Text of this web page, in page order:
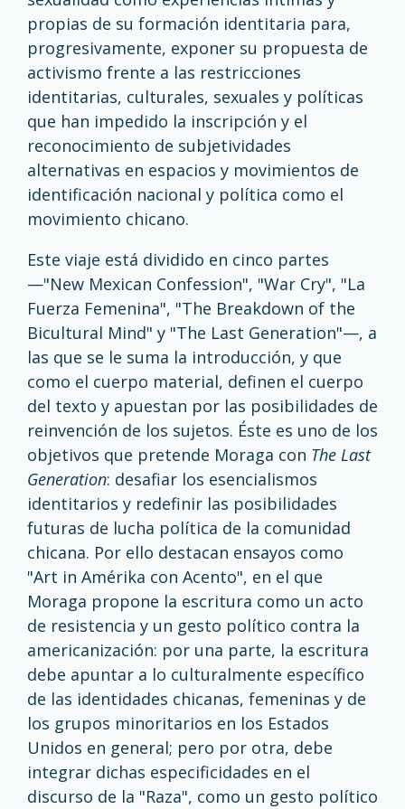
propias de su formación identitaria para,
progresivamente, exponer su propuesta de
activismo frente a las restricciones
identitarias, culturales, sexuales y políticas
que han impedido la inscripción y el
reconocimiento de subjetividades
alternativas en espacios y movimientos de
identificación nacional y política como el
movimiento chicano.
Este viaje está dividido en cinco partes
—"New Mexican Confession", "War Cry", "La
Fuerza Femenina", "The Breakdown of the
Bicultural Mind" y "The Last Generation"—, a
las que se le suma la introducción, y que
como el cuerpo material, definen el cuerpo
del texto y apuestan por las posibilidades de
reinvención de los sujetos. Éste es uno de los
objetivos que pretende Moraga con The Last
Generation: desafiar los esencialismos
identitarios y redefinir las posibilidades
futuras de lucha política de la comunidad
chicana. Por ello destacan ensayos como
"Art in Amérika con Acento", en el que
Moraga propone la escritura como un acto
de resistencia y un gesto político contra la
americanización: por una parte, la escritura
debe apuntar a lo culturalmente específico
de las identidades chicanas, femeninas y de
los grupos minoritarios en los Estados
Unidos en general; pero por otra, debe
integrar dichas especificidades en el
discurso de la "Raza", como un gesto político